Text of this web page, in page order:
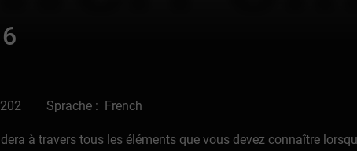
202 Sprache : French
à travers tous les éléments que vous devez connaître